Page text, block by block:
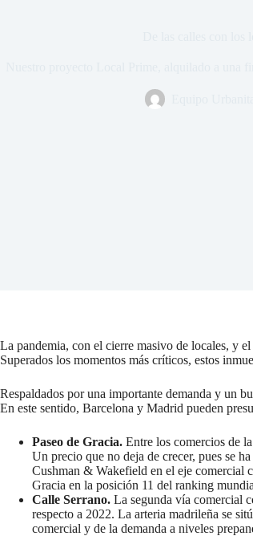
La pandemia, con el cierre masivo de locales, y
Superados los momentos más críticos, estos
Respaldados por una importante demanda y un
En este sentido, Barcelona y Madrid pueden
Paseo de Gracia. Entre los comercios de
Un precio que no deja de crecer, pues se
Cushman & Wakefield en el eje comercial
Gracia en la posición 11 del ranking
Calle Serrano. La segunda vía comercial
respecto a 2022. La arteria madrileña se
comercial y de la demanda a niveles